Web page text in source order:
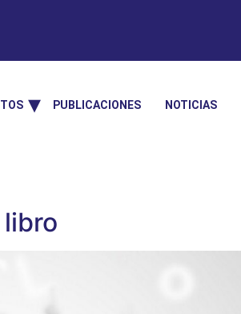
PUBLICACIONES NOTICIAS